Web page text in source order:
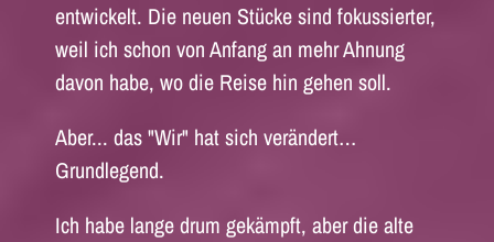
entwickelt. Die neuen Stücke sind fokussierter,
weil ich schon von Anfang an mehr Ahnung
davon habe, wo die Reise hin gehen soll.
Aber... das "Wir" hat sich verändert…
Grundlegend.
Ich habe lange drum gekämpft, aber die alte